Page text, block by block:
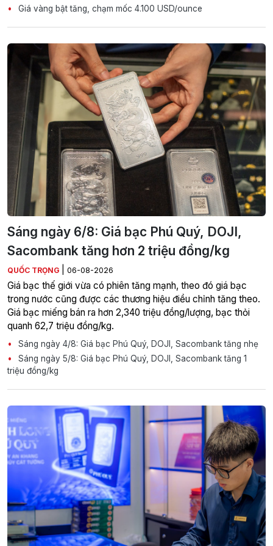
Giá vàng bật tăng, chạm mốc 4.100 USD/ounce
Sáng ngày 6/8: Giá bạc Phú Quý, DOJI,
Sacombank tăng hơn 2 triệu đồng/kg
QUỐC TRỌNG 06-08-2026
Giá bạc thế giới vừa có phiên tăng mạnh, theo đó giá bạc
trong nước cũng được các thương hiệu điều chỉnh tăng theo.
Giá bạc miếng bán ra hơn 2,340 triệu đồng/lượng, bạc thỏi
quanh 62,7 triệu đồng/kg.
Sáng ngày 4/8: Giá bạc Phú Quý, DOJI, Sacombank tăng nhẹ
Sáng ngày 5/8: Giá bạc Phú Quý, DOJI, Sacombank tăng 1
triệu đồng/kg